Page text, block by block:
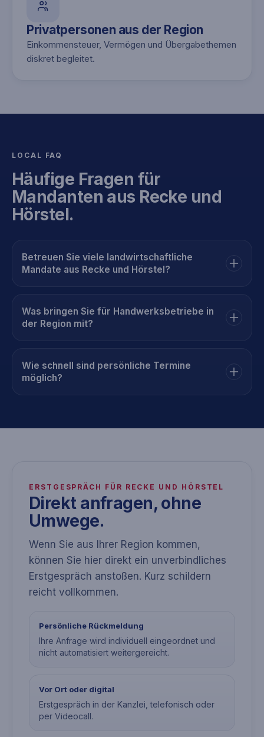
Privatpersonen aus der Region
Einkommensteuer, Vermögen und Übergabethemen
diskret begleitet.
LOCAL FAQ
Häufige Fragen für
Mandanten aus Recke und
Hörstel.
Betreuen Sie viele landwirtschaftliche
Mandate aus Recke und Hörstel?
Was bringen Sie für Handwerksbetriebe in
der Region mit?
Wie schnell sind persönliche Termine
möglich?
ERSTGESPRÄCH FÜR RECKE UND HÖRSTEL
Direkt anfragen, ohne
Umwege.
Wenn Sie aus Ihrer Region kommen,
können Sie hier direkt ein unverbindliches
Erstgespräch anstoßen. Kurz schildern
reicht vollkommen.
Persönliche Rückmeldung
Ihre Anfrage wird individuell eingeordnet und
nicht automatisiert weitergereicht.
Vor Ort oder digital
Erstgespräch in der Kanzlei, telefonisch oder
per Videocall.